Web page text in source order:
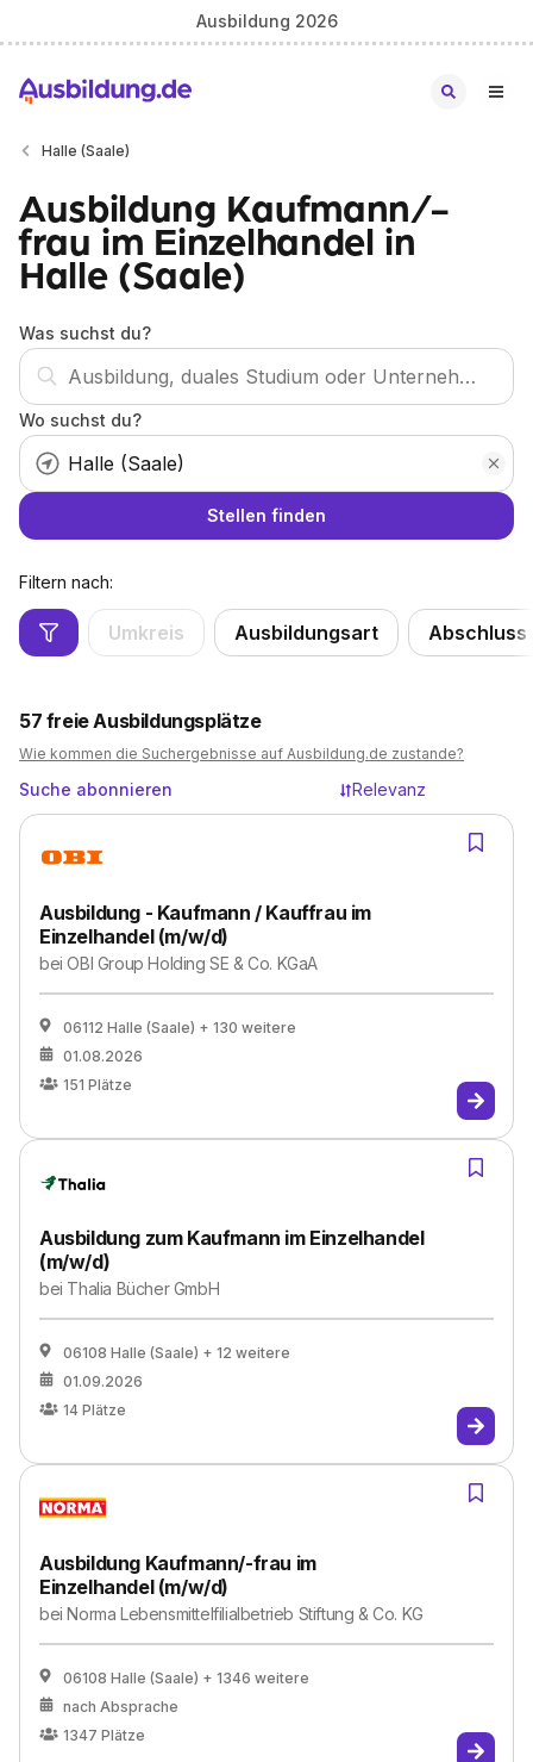
Ausbildung 2026
Halle (Saale)
Ausbildung Kaufmann/-
frau im Einzelhandel in
Halle (Saale)
Was suchst du?
Wo suchst du?
Stellen finden
Filtern nach:
Umkreis Ausbildungsart Abschluss
57 freie Ausbildungsplätze
Wie kommen die Suchergebnisse auf Ausbildung.de zustande?
Suche abonnieren Relevanz
Ausbildung - Kaufmann / Kauffrau im
Einzelhandel (m/w/d)
beiOBI Group Holding SE & Co. KGaA
06112 Halle (Saale) + 130 weitere
01.08.2026
151 Plätze
Ausbildung zum Kaufmann im Einzelhandel
(m/w/d)
bei Thalia Bücher GmbH
06108 Halle (Saale) + 12 weitere
01.09.2026
14 Plätze
Ausbildung Kaufmann/-frau im
Einzelhandel (m/w/d)
beiNorma Lebensmittelfilialbetrieb Stiftung & Co. KG
06108 Halle (Saale) + 1346 weitere
nach Absprache
1347 Plätze